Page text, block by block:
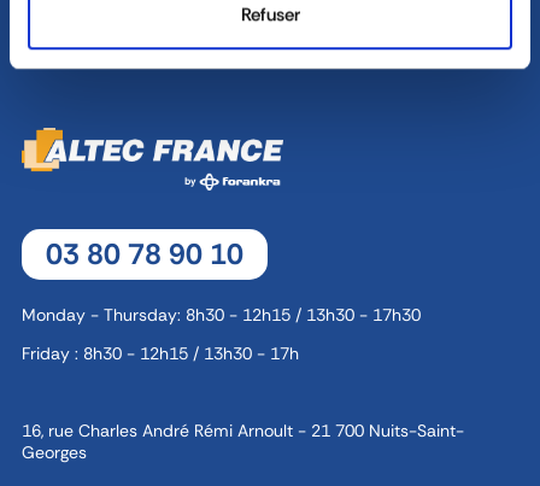
Refuser
03 80 78 90 10
Monday - Thursday: 8h30 - 12h15 / 13h30 - 17h30
Friday : 8h30 - 12h15 / 13h30 - 17h
16, rue Charles André Rémi Arnoult - 21 700 Nuits-Saint-
Georges